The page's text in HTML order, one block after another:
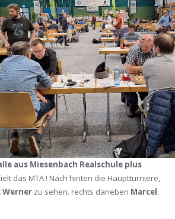
aus Miesenbach Realschule plus
das MTA ! Nach hinten die Hauptturniere,
Wernerzu sehen. rechts daneben Marcel.